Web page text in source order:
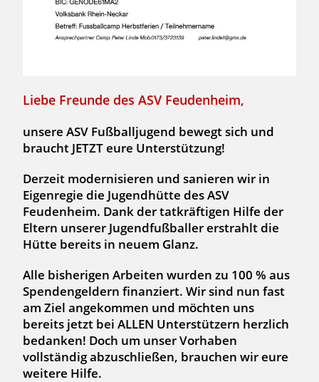
Liebe Freunde des ASV Feudenheim,
unsere ASV Fußballjugend bewegt sich und
braucht JETZT eure Unterstützung!
Derzeit modernisieren und sanieren wir in
Eigenregie die Jugendhütte des ASV
Feudenheim. Dank der tatkräftigen Hilfe der
Eltern unserer Jugendfußballer erstrahlt die
Hütte bereits in neuem Glanz.
Alle bisherigen Arbeiten wurden zu 100 % aus
Spendengeldern finanziert. Wir sind nun fast
am Ziel angekommen und möchten uns
bereits jetzt bei ALLEN Unterstützern herzlich
bedanken! Doch um unser Vorhaben
vollständig abzuschließen, brauchen wir eure
weitere Hilfe.